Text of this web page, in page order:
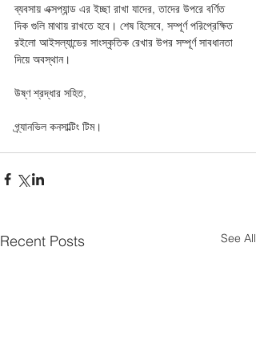
ব্যবসায় এক্সপ্যান্ড এর ইচ্ছা রাখা যাদের, তাদের উপরে বর্ণিত
দিক গুলি মাথায় রাখতে হবে। শেষ হিসেবে, সম্পূর্ণ পরিপ্রেক্ষিত
রইলো আইসল্যান্ডের সাংস্কৃতিক রেখার উপর সম্পূর্ণ সাবধানতা
দিয়ে অবস্থান।
উষ্ণ শ্রদ্ধার সহিত,
গ্র্যানভিল কনসাল্টিং টিম।
Recent Posts See All